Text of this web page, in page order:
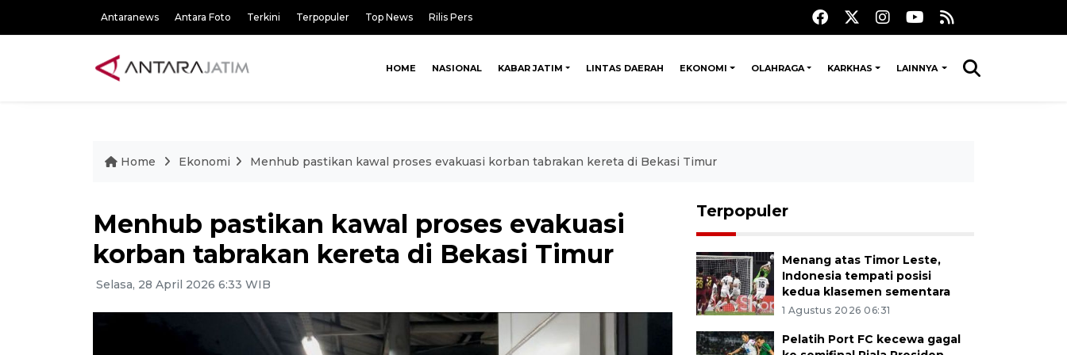
Antaranews Antara Foto Terkini Terpopuler Top News Rilis Pers
HOME NASIONAL KABAR JATIM LINTAS DAERAH EKONOMI OLAHRAGA KARKHAS LAINNYA
Home Ekonomi Menhub pastikan kawal proses evakuasi korban tabrakan kereta di Bekasi Timur
Menhub pastikan kawal proses evakuasi
korban tabrakan kereta di Bekasi Timur
Selasa, 28 April 2026 6:33 WIB
Terpopuler
Menang atas Timor Leste,
Indonesia tempati posisi
kedua klasemen sementara
1 Agustus 2026 06:31
Pelatih Port FC kecewa gagal